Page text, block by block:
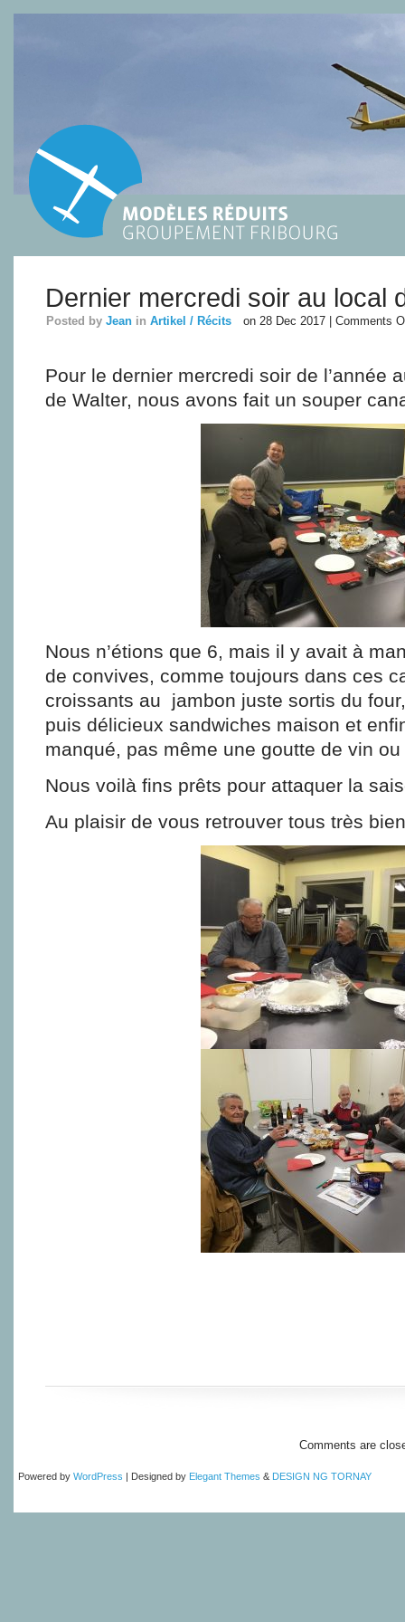
Dernier mercredi soir au local
Posted by Jean in Artikel / Récits on 28 Dec 2017 | Comments
Pour le dernier mercredi soir de l’année
de Walter, nous avons fait un souper
Nous n’étions que 6, mais il y avait à
de convives, comme toujours dans ces
croissants au jambon juste sortis du
puis délicieux sandwiches maison et
manqué, pas même une goutte de vin
Nous voilà fins prêts pour attaquer la
Au plaisir de vous retrouver tous très
Comments are
Powered by WordPress | Designed by Elegant Themes & DESIGN NG TORNAY